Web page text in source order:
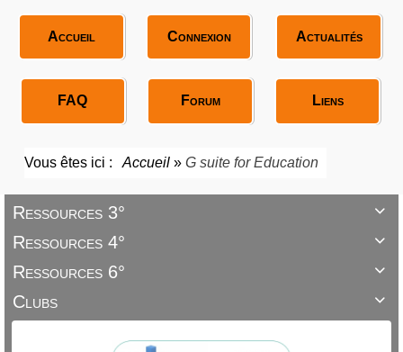
Accueil Connexion Actualités
FAQ Forum Liens
Vous êtes ici : Accueil » G suite for Education

Ressources 3°

Ressources 4°

Ressources 6°

Clubs